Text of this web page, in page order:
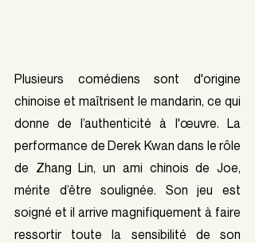
Plusieurs comédiens sont d'origine
chinoise et maîtrisent le mandarin, ce qui
donne de l’authenticité à l'œuvre. La
performance de Derek Kwan dans le rôle
de Zhang Lin, un ami chinois de Joe,
mérite d’être soulignée. Son jeu est
soigné et il arrive magnifiquement à faire
ressortir toute la sensibilité de son